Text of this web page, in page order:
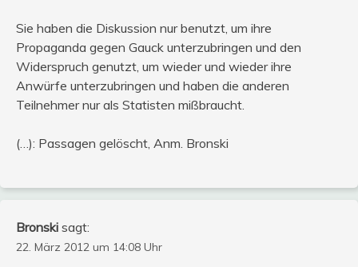
Sie haben die Diskussion nur benutzt, um ihre
Propaganda gegen Gauck unterzubringen und den
Widerspruch genutzt, um wieder und wieder ihre
Anwürfe unterzubringen und haben die anderen
Teilnehmer nur als Statisten mißbraucht.
(…): Passagen gelöscht, Anm. Bronski
Bronski sagt:
22. März 2012 um 14:08 Uhr